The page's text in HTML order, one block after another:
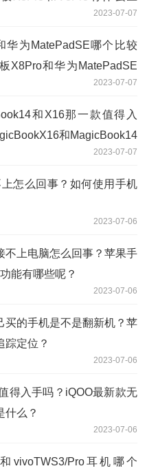
2023-07-07
华为MatePadSE哪个比较
X8Pro和华为MatePadSE
2023-07-07
和X16那一款值得入
和MagicBook14
2023-07-07
怎么回事？如何使用手机
2023-07-06
不上电脑怎么回事？苹果手
能有哪些呢？
2023-07-06
买的手机是不是翻新机？苹
踪定位？
2023-07-06
得入手吗？iQOO最新款无
什么？
2023-07-06
vivoTWS3/Pro耳机哪个